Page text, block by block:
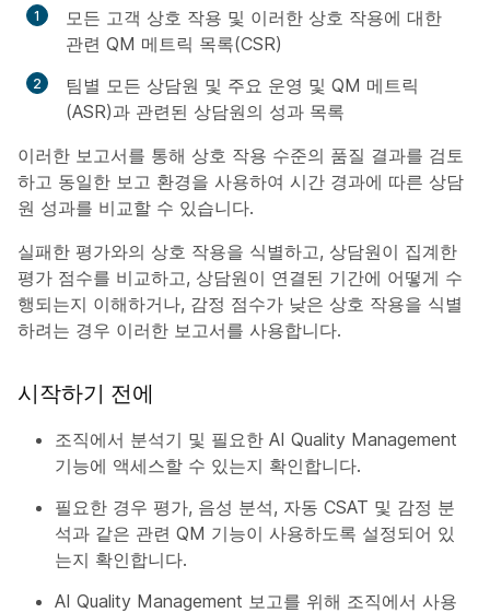
모든 고객 상호 작용 및 이러한 상호 작용에 대한
관련 QM 메트릭 목록(CSR)
팀별 모든 상담원 및 주요 운영 및 QM 메트릭
(ASR)과 관련된 상담원의 성과 목록
이러한 보고서를 통해 상호 작용 수준의 품질 결과를 검토
하고 동일한 보고 환경을 사용하여 시간 경과에 따른 상담
원 성과를 비교할 수 있습니다.
실패한 평가와의 상호 작용을 식별하고, 상담원이 집계한
평가 점수를 비교하고, 상담원이 연결된 기간에 어떻게 수
행되는지 이해하거나, 감정 점수가 낮은 상호 작용을 식별
하려는 경우 이러한 보고서를 사용합니다.
시작하기 전에
조직에서 분석기 및 필요한 AI Quality Management
기능에 액세스할 수 있는지 확인합니다.
필요한 경우 평가, 음성 분석, 자동 CSAT 및 감정 분
석과 같은 관련 QM 기능이 사용하도록 설정되어 있
는지 확인합니다.
AI Quality Management 보고를 위해 조직에서 사용